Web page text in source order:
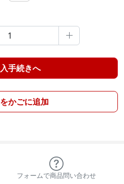

手続きへ
かごに追加
フォームで商品問い合わせ